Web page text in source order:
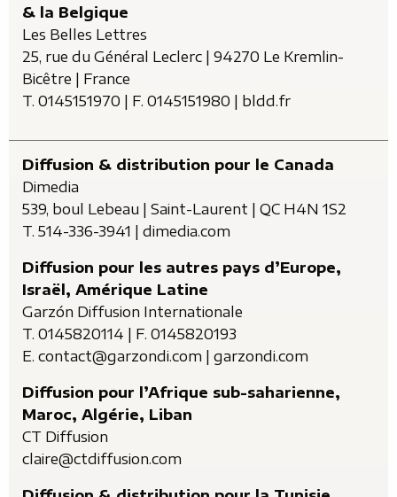
& la Belgique
Les Belles Lettres
25, rue du Général Leclerc | 94270 Le Kremlin-
Bicêtre | France
T. 0145151970 | F. 0145151980 | bldd.fr
Diffusion & distribution pour le Canada
Dimedia
539, boul Lebeau | Saint-Laurent | QC H4N 1S2
T. 514-336-3941 | dimedia.com
Diffusion pour les autres pays d’Europe,
Israël, Amérique Latine
Garzón Diffusion Internationale
T. 0145820114 | F. 0145820193
E. contact@garzondi.com | garzondi.com
Diffusion pour l’Afrique sub-saharienne,
Maroc, Algérie, Liban
CT Diffusion
claire@ctdiffusion.com